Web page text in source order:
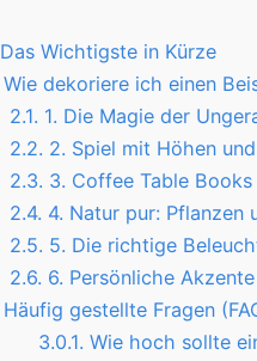
Das Wichtigste in Kürze
Wie dekoriere ich einen
2.1. 1. Die Magie der
2.2. 2. Spiel mit Höhen
2.3. 3. Coffee Table
2.4. 4. Natur pur: Pflanzen
2.5. 5. Die richtige
2.6. 6. Persönliche
Häufig gestellte Fragen
3.0.1. Wie hoch sollte